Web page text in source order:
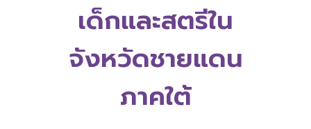
เด็กและสตรีใน
จังหวัดชายแดน
ภาคใต้